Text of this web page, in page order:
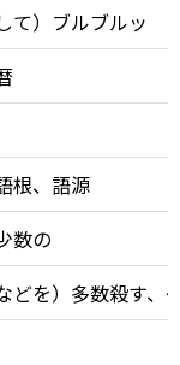
て）ブルブルッ
根、語源
数の
どを）多数殺す、